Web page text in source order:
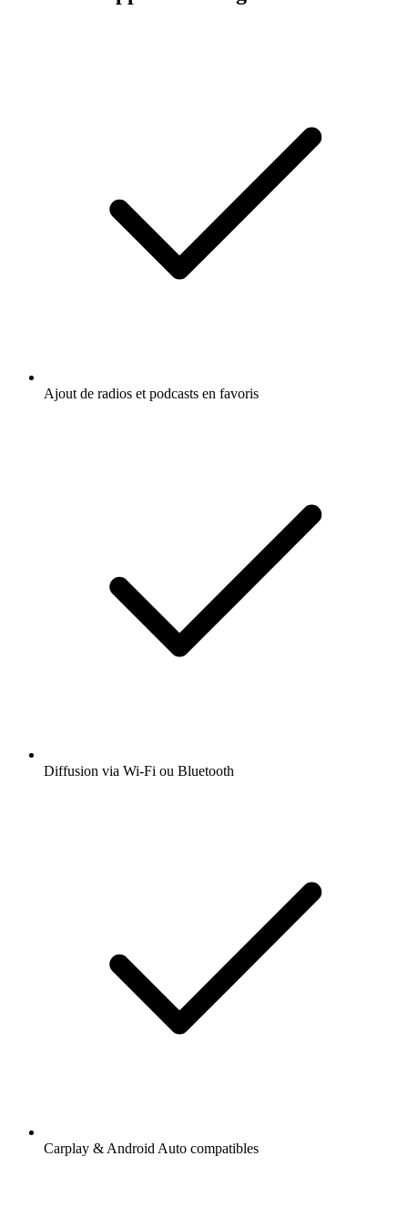
Ajout de radios et podcasts en favoris
Diffusion via Wi-Fi ou Bluetooth
Carplay & Android Auto compatibles